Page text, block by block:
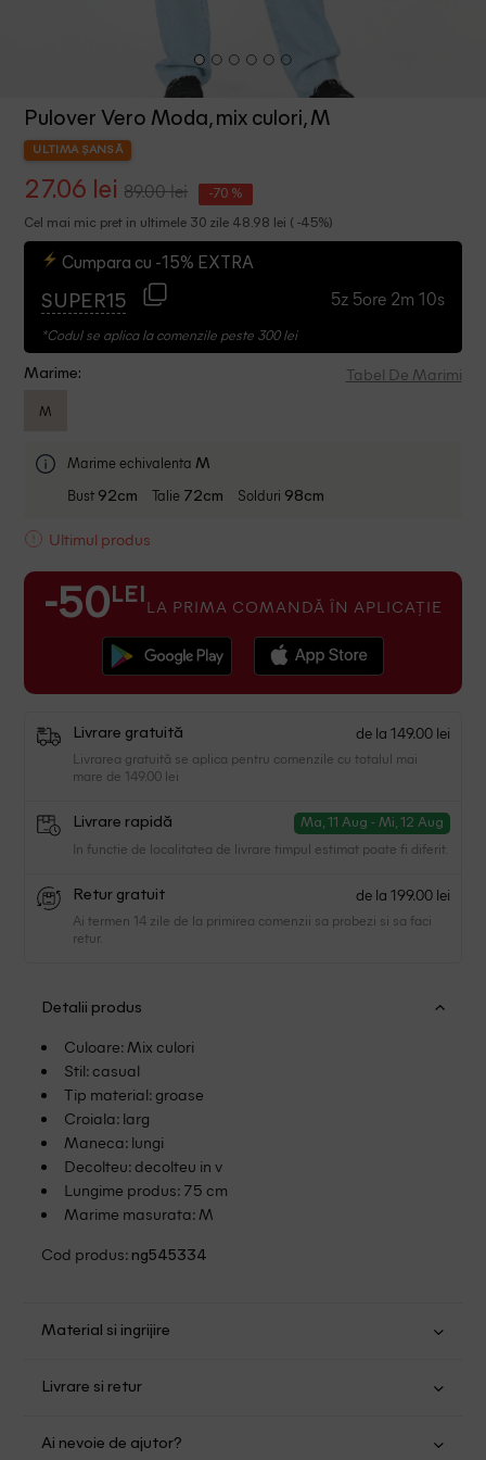
Pulover Vero Moda, mix culori, M
ULTIMA ȘANSĂ
27.06 lei 89.00 lei -70 %
Cel mai mic pret in ultimele 30 zile 48.98 lei ( -45%)
Cumpara cu -15% EXTRA
SUPER15 5z 5ore 2m 9s
*Codul se aplica la comenzile peste 300 lei
Marime: Tabel De Marimi
M
Marime echivalenta M
Bust 92cm Talie 72cm Solduri 98cm
Ultimul produs
-50 LEI LA PRIMA COMANDĂ ÎN APLICAȚIE
Livrare gratuită de la 149.00 lei
Livrarea gratuită se aplica pentru comenzile cu totalul mai
mare de 149.00 lei
Livrare rapidă Ma, 11 Aug - Mi, 12 Aug
In functie de localitatea de livrare timpul estimat poate fi diferit.
Retur gratuit de la 199.00 lei
Ai termen 14 zile de la primirea comenzii sa probezi si sa faci
retur.
Detalii produs
Culoare: Mix culori
Stil: casual
Tip material: groase
Croiala: larg
Maneca: lungi
Decolteu: decolteu in v
Lungime produs: 75 cm
Marime masurata: M
Cod produs: ng545334
Material si ingrijire
Nu folositi inalbitor
Livrare si retur
mare de 149.00 lei.
Ai nevoie de ajutor?